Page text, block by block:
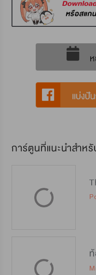
การ์ตูนที่แนะนำสำห